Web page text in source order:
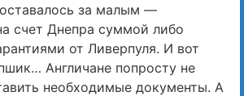
за малым —
счет Днепра суммой либо
от Ливерпуля. И вот
Англичане попросту не
необходимые документы. А